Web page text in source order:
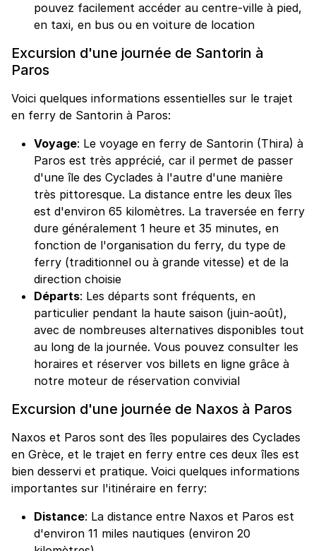
pouvez facilement accéder au centre-ville à pied,
en taxi, en bus ou en voiture de location
Excursion d'une journée de Santorin à
Paros
Voici quelques informations essentielles sur le trajet
en ferry de Santorin à Paros:
Voyage: Le voyage en ferry de Santorin (Thira) à
Paros est très apprécié, car il permet de passer
d'une île des Cyclades à l'autre d'une manière
très pittoresque. La distance entre les deux îles
est d'environ 65 kilomètres. La traversée en ferry
dure généralement 1 heure et 35 minutes, en
fonction de l'organisation du ferry, du type de
ferry (traditionnel ou à grande vitesse) et de la
direction choisie
Départs: Les départs sont fréquents, en
particulier pendant la haute saison (juin-août),
avec de nombreuses alternatives disponibles tout
au long de la journée. Vous pouvez consulter les
horaires et réserver vos billets en ligne grâce à
notre moteur de réservation convivial
Excursion d'une journée de Naxos à Paros
Naxos et Paros sont des îles populaires des Cyclades
en Grèce, et le trajet en ferry entre ces deux îles est
bien desservi et pratique. Voici quelques informations
importantes sur l'itinéraire en ferry:
Distance: La distance entre Naxos et Paros est
d'environ 11 miles nautiques (environ 20